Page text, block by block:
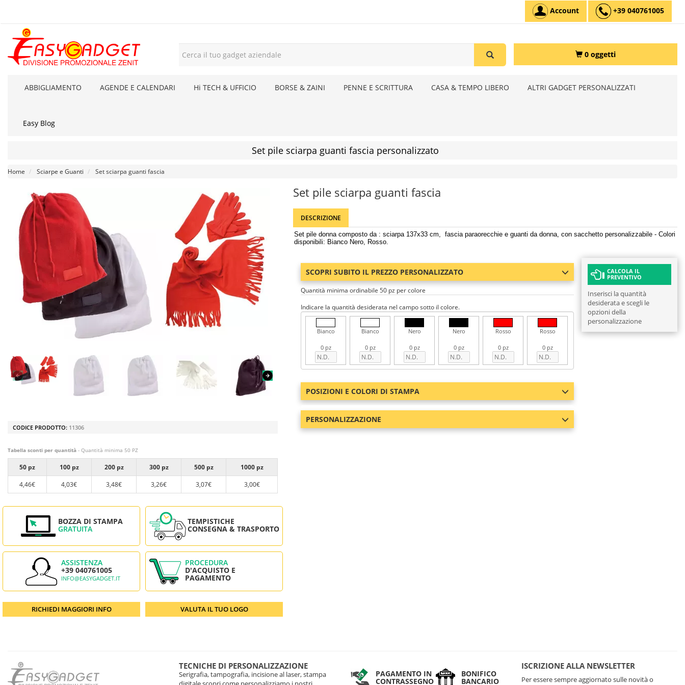
Account +39 040761005
0 oggetti
ABBIGLIAMENTO AGENDE E CALENDARI Hi TECH & UFFICIO BORSE & ZAINI PENNE E SCRITTURA CASA & TEMPO LIBERO ALTRI GADGET PERSONALIZZATI
Easy Blog
Set pile sciarpa guanti fascia personalizzato
Home Sciarpe e Guanti Set sciarpa guanti fascia
CODICE PRODOTTO: 11306
Tabella sconti per quantità - Quantità minima 50 PZ
50 pz 100 pz 200 pz 300 pz 500 pz
1000 pz
4,46€
4,03€ 3,48€ 3,26€ 3,07€ 3,00€
BOZZA DI STAMPA
GRATUITA
TEMPISTICHE
CONSEGNA & TRASPORTO
ASSISTENZA
+39 040761005
INFO@EASYGADGET.IT
PROCEDURA
D'ACQUISTO E
PAGAMENTO
RICHIEDI MAGGIORI INFO VALUTA IL TUO LOGO
Set pile sciarpa guanti fascia
DESCRIZIONE
Set pile donna composto da : sciarpa 137x33 cm, fascia paraorecchie e guanti da donna, con sacchetto personalizzabile - Colori
disponibili: Bianco Nero, Rosso.
SCOPRI SUBITO IL PREZZO PERSONALIZZATO
Quantità minima ordinabile 50 pz per colore
Indicare la quantità desiderata nel campo sotto il colore.
Bianco
0 pz
Bianco
0 pz
Nero
0 pz
Nero
0 pz
Rosso
0 pz
Rosso
0 pz
POSIZIONI E COLORI DI STAMPA
PERSONALIZZAZIONE
CALCOLA IL
PREVENTIVO
Inserisci la quantità
desiderata e scegli le
opzioni della
personalizzazione
TECNICHE DI PERSONALIZZAZIONE
Serigrafia, tampografia, incisione al laser, stampa
PAGAMENTO IN
CONTRASSEGNO
BONIFICO
BANCARIO
ISCRIZIONE ALLA NEWSLETTER
Per essere sempre aggiornato sulle novità o